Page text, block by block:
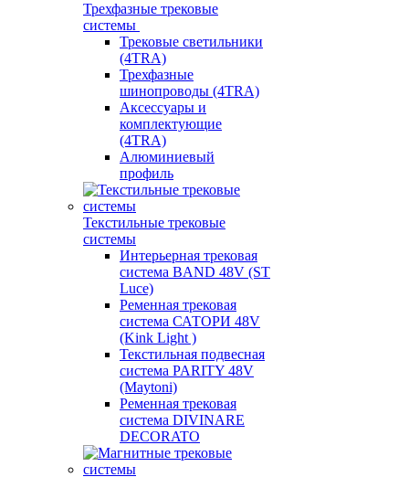
Трехфазные трековые
системы
Трековые светильники
(4TRA)
Трехфазные
шинопроводы (4TRA)
Аксессуары и
комплектующие
(4TRA)
Алюминиевый
профиль
Текстильные трековые
системы
Интерьерная трековая
система BAND 48V (ST
Luce)
Ременная трековая
система САТОРИ 48V
(Kink Light )
Текстильная подвесная
система PARITY 48V
(Maytoni)
Ременная трековая
система DIVINARE
DECORATO